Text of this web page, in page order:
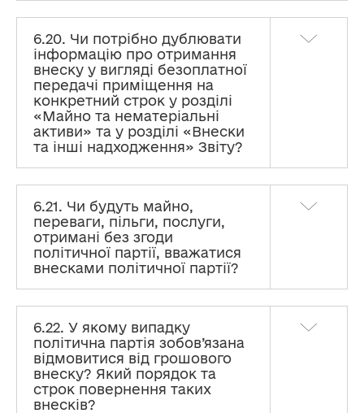
6.20. Чи потрібно дублювати
інформацію про отримання
внеску у вигляді безоплатної
передачі приміщення на
конкретний строк у розділі
«Майно та нематеріальні
активи» та у розділі «Внески
та інші надходження» Звіту?
6.21. Чи будуть майно,
переваги, пільги, послуги,
отримані без згоди
політичної партії, вважатися
внесками політичної партії?
6.22. У якому випадку
політична партія зобов’язана
відмовитися від грошового
внеску? Який порядок та
строк повернення таких
внесків?